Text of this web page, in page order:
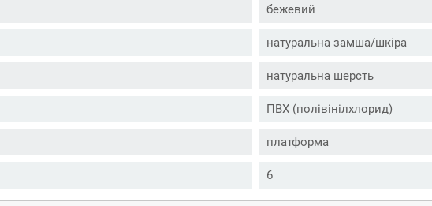
бежевий
натуральна замша/шкіра
натуральна шерсть
ПВХ (полівінілхлорид)
платформа
6